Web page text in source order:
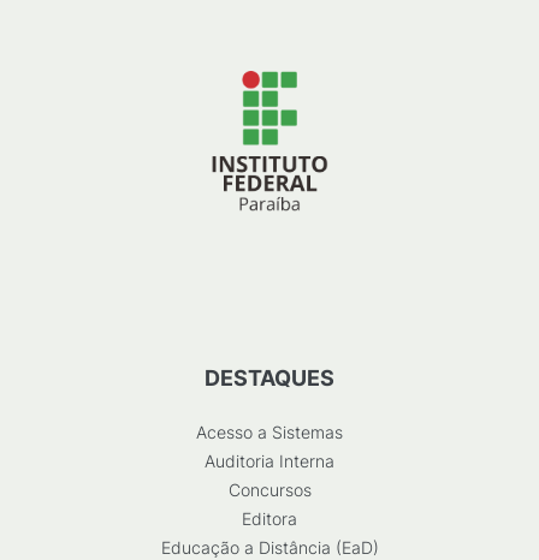
DESTAQUES
Acesso a Sistemas
Auditoria Interna
Concursos
Editora
Educação a Distância (EaD)